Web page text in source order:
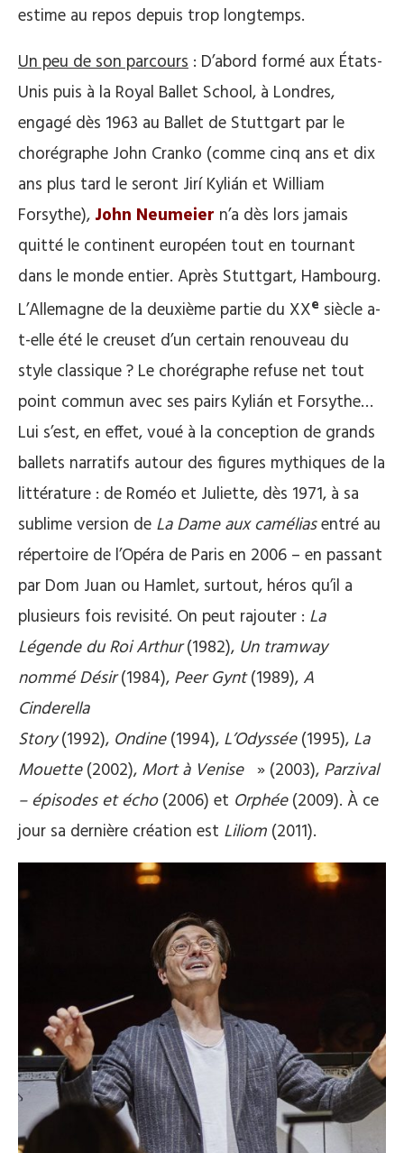
estime au repos depuis trop longtemps.
Un peu de son parcours : D’abord formé aux États-
Unis puis à la Royal Ballet School, à Londres,
engagé dès 1963 au Ballet de Stuttgart par le
chorégraphe John Cranko (comme cinq ans et dix
ans plus tard le seront Jirí Kylián et William
Forsythe), John Neumeier n’a dès lors jamais
quitté le continent européen tout en tournant
dans le monde entier. Après Stuttgart, Hambourg.
L’Allemagne de la deuxième partie du XXe siècle a-
t-elle été le creuset d’un certain renouveau du
style classique ? Le chorégraphe refuse net tout
point commun avec ses pairs Kylián et Forsythe…
Lui s’est, en effet, voué à la conception de grands
ballets narratifs autour des figures mythiques de la
littérature : de Roméo et Juliette, dès 1971, à sa
sublime version de La Dame aux caméliasentré au
répertoire de l’Opéra de Paris en 2006 – en passant
par Dom Juan ou Hamlet, surtout, héros qu’il a
plusieurs fois revisité. On peut rajouter : La
Légende du Roi Arthur(1982), Un tramway
nommé Désir(1984), Peer Gynt(1989), A
Cinderella
Story(1992), Ondine(1994), L’Odyssée(1995), La
Mouette(2002), Mort à Venise » (2003), Parzival
– épisodes et écho(2006) et Orphée(2009). À ce
jour sa dernière création est Liliom (2011).